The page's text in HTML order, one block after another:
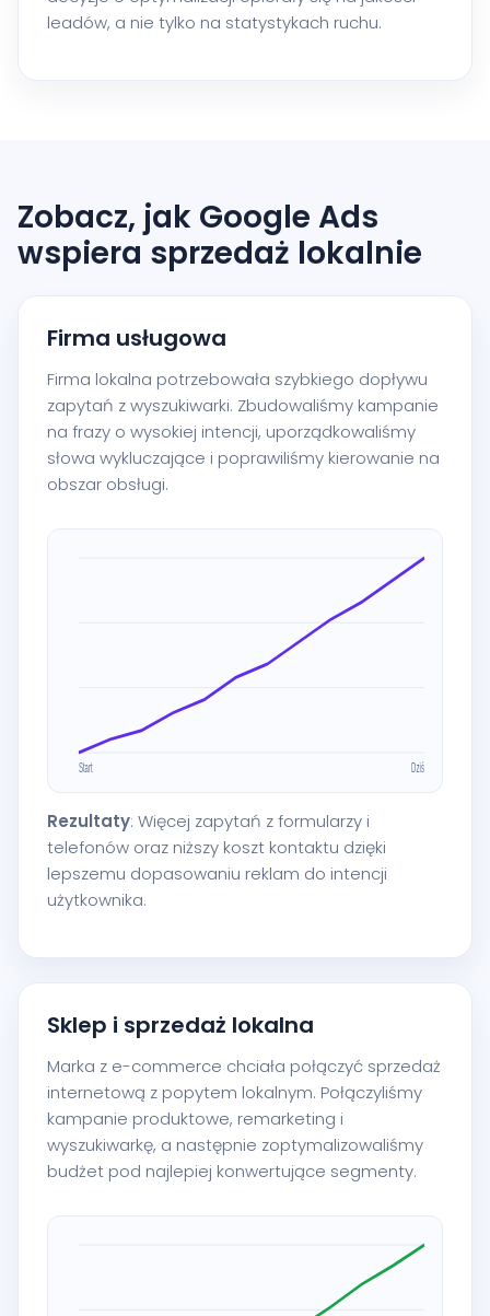
leadów, a nie tylko na statystykach ruchu.
Zobacz, jak Google Ads
wspiera sprzedaż lokalnie
Firma usługowa
Firma lokalna potrzebowała szybkiego dopływu
zapytań z wyszukiwarki. Zbudowaliśmy kampanie
na frazy o wysokiej intencji, uporządkowaliśmy
słowa wykluczające i poprawiliśmy kierowanie na
obszar obsługi.
Rezultaty: Więcej zapytań z formularzy i
telefonów oraz niższy koszt kontaktu dzięki
lepszemu dopasowaniu reklam do intencji
użytkownika.
Sklep i sprzedaż lokalna
Marka z e-commerce chciała połączyć sprzedaż
internetową z popytem lokalnym. Połączyliśmy
kampanie produktowe, remarketing i
wyszukiwarkę, a następnie zoptymalizowaliśmy
budżet pod najlepiej konwertujące segmenty.